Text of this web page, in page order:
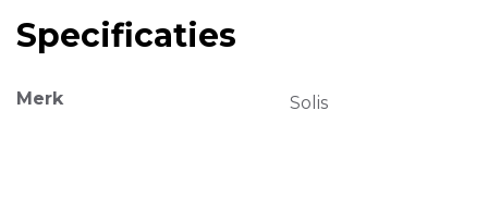
Specificaties
Merk Solis